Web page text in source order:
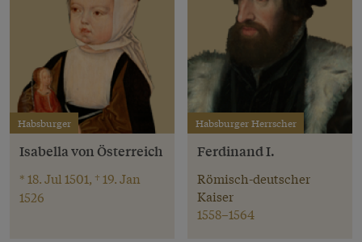
Habsburger
Isabella von Österreich
* 18. Jul 1501, † 19. Jan
1526
Habsburger Herrscher
Ferdinand I.
Römisch-deutscher
Kaiser
1558–1564